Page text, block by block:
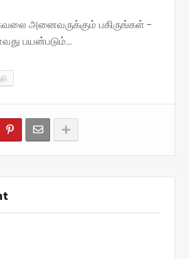
அனைவருக்கும் பகிருங்கள் -
பயன்படும்...